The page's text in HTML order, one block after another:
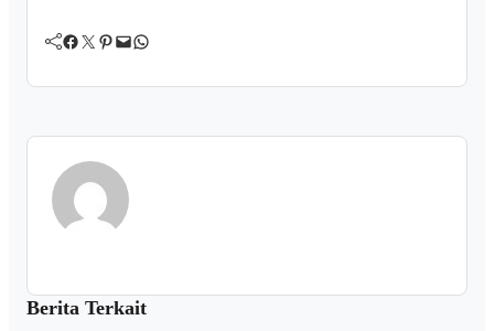
Facebook Twitter Pinterest Mail WhatsApp
Berita Terkait